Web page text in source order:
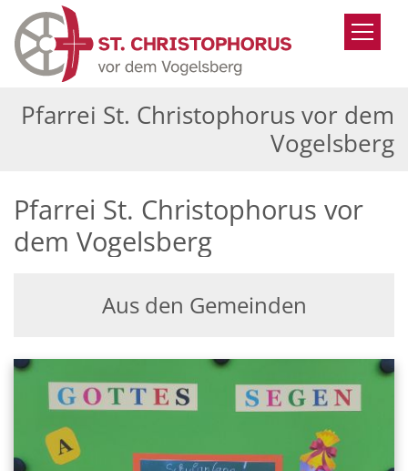
Zum Inhalt springen
Pfarrei St. Christophorus vor dem
Vogelsberg
Pfarrei St. Christophorus vor
dem Vogelsberg
Aus den Gemeinden